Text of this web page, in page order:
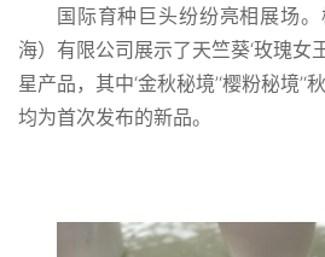
国际育种巨头纷纷亮相展场
海）有限公司展示了天竺葵‘玫瑰女
星产品，其中‘金秋秘境’‘樱粉秘境
均为首次发布的新品。